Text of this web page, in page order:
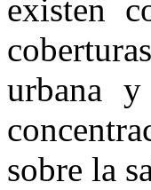
existen
urbana
sobre la